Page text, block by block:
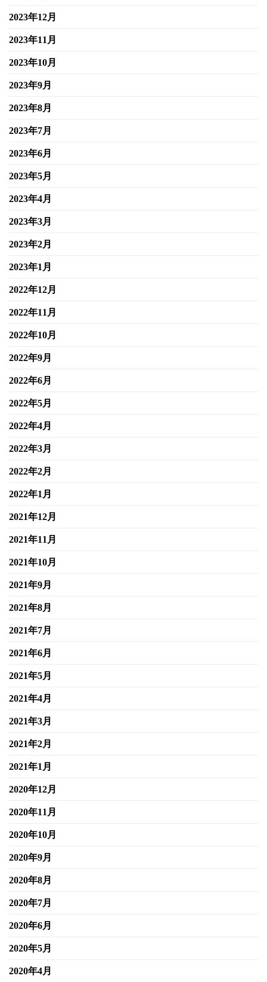
2023年12月
2023年11月
2023年10月
2023年9月
2023年8月
2023年7月
2023年6月
2023年5月
2023年4月
2023年3月
2023年2月
2023年1月
2022年12月
2022年11月
2022年10月
2022年9月
2022年6月
2022年5月
2022年4月
2022年3月
2022年2月
2022年1月
2021年12月
2021年11月
2021年10月
2021年9月
2021年8月
2021年7月
2021年6月
2021年5月
2021年4月
2021年3月
2021年2月
2021年1月
2020年12月
2020年11月
2020年10月
2020年9月
2020年8月
2020年7月
2020年6月
2020年5月
2020年4月